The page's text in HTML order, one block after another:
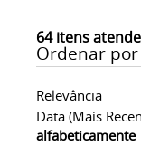
64itens
Ordenar por
Relevância
Data (mais
alfabeticamente